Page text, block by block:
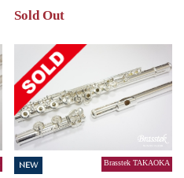
Sold Out
NEW Brasstek TAKAOKA